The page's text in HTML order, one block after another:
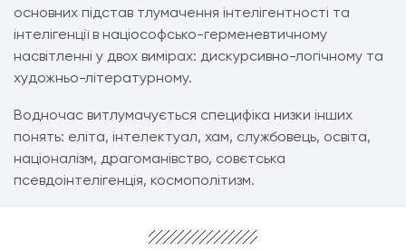
основних підстав тлумачення інтелігентності та
інтелігенції в націософсько-герменевтичному
насвітленні у двох вимірах: дискурсивно-логічному та
художньо-літературному.
Водночас витлумачується специфіка низки інших
понять: еліта, інтелектуал, хам, службовець, освіта,
націоналізм, драгоманівство, совєтська
псевдоінтелігенція, космополітизм.